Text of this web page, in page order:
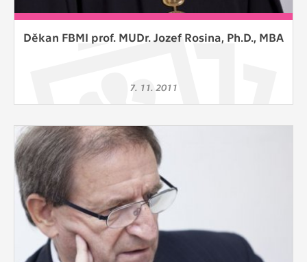
Děkan FBMI prof. MUDr. Jozef Rosina, Ph.D., MBA
7. 11. 2011